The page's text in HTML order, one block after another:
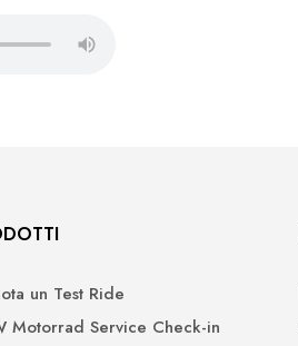
un Test Ride
Motorrad Service Check-in